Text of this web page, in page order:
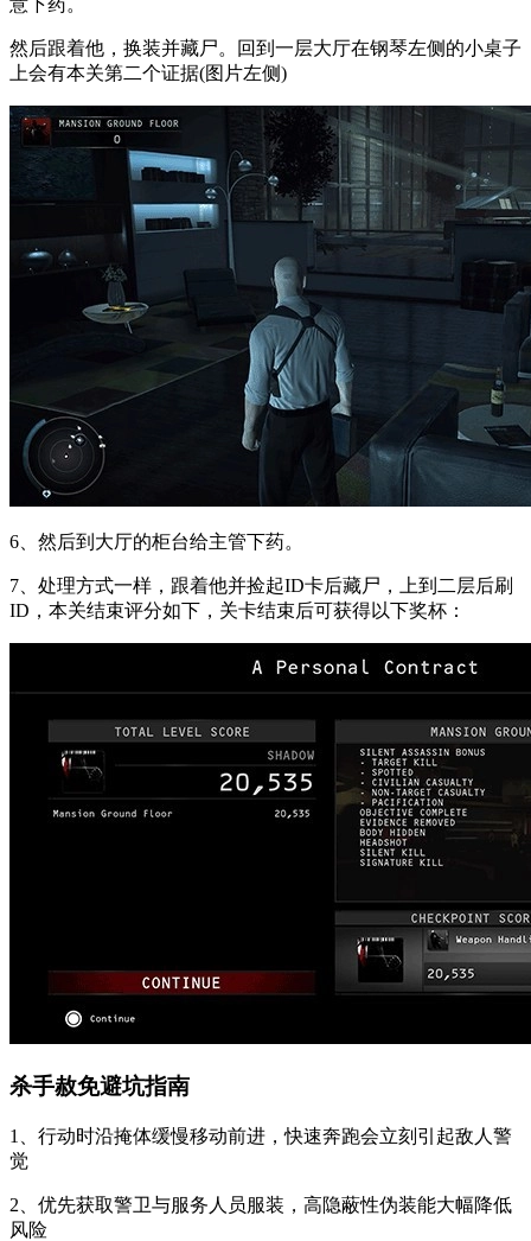
意下药。
然后跟着他，换装并藏尸。回到一层大厅在钢琴左侧的小桌子
上会有本关第二个证据(图片左侧)
6、然后到大厅的柜台给主管下药。
7、处理方式一样，跟着他并捡起ID卡后藏尸，上到二层后刷
ID，本关结束评分如下，关卡结束后可获得以下奖杯：
杀手赦免避坑指南
1、行动时沿掩体缓慢移动前进，快速奔跑会立刻引起敌人警
觉
2、优先获取警卫与服务人员服装，高隐蔽性伪装能大幅降低
风险